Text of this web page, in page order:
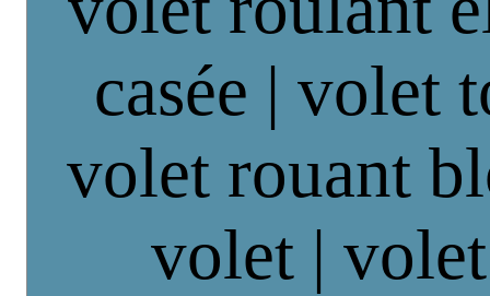
casée | volet
volet rouant
volet |